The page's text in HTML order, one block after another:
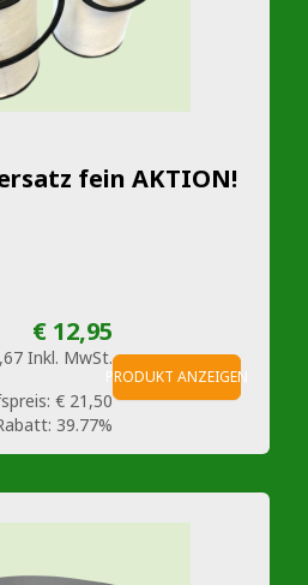
fein AKTION!
€ 12,95
Inkl. MwSt.
€ 21,50
39.77%
PRODUKT ANZEIGEN